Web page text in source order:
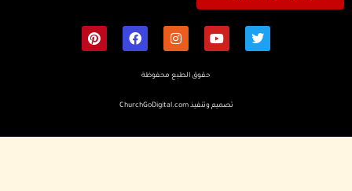
حقوق الطبع محفوظة
تصميم وتنفيذChurchGoDigital.com